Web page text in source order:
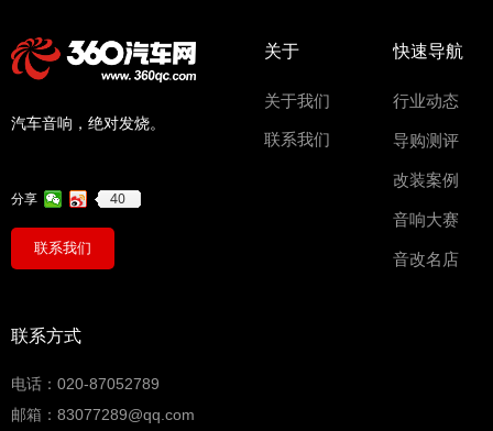
联系我们
汽车音响，绝对发烧。
分享 40
关于
关于我们
联系我们
快速导航
行业动态
导购测评
改装案例
音响大赛
音改名店
联系方式
电话：020-87052789
邮箱：83077289@qq.com